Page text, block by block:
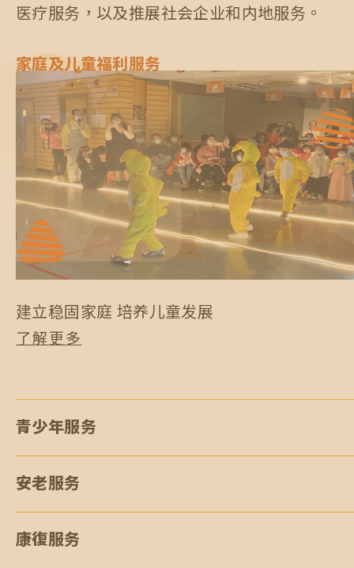
0
0
5
6
7
8
医疗服务，以及推展社会企业和内地服务。
家庭及儿童福利服务
建立稳固家庭 培养儿童发展
了解更多
青少年服务
安老服务
康復服务